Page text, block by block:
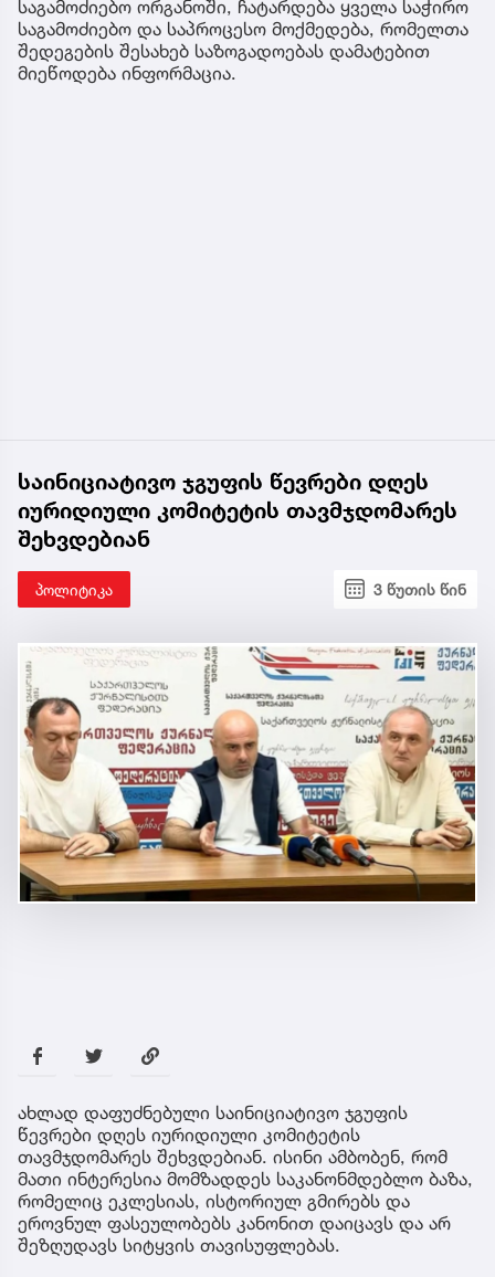
საგამოძიებო ორგანოში, ჩატარდება ყველა საჭირო
საგამოძიებო და საპროცესო მოქმედება, რომელთა
შედეგების შესახებ საზოგადოებას დამატებით
მიეწოდება ინფორმაცია.
საინიციატივო ჯგუფის წევრები დღეს
იურიდიული კომიტეტის თავმჯდომარეს
შეხვდებიან
პოლიტიკა 3 წუთის წინ
ახლად დაფუძნებული საინიციატივო ჯგუფის
წევრები დღეს იურიდიული კომიტეტის
თავმჯდომარეს შეხვდებიან. ისინი ამბობენ, რომ
მათი ინტერესია მომზადდეს საკანონმდებლო ბაზა,
რომელიც ეკლესიას, ისტორიულ გმირებს და
ეროვნულ ფასეულობებს კანონით დაიცავს და არ
შეზღუდავს სიტყვის თავისუფლებას.